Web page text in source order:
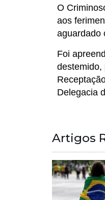
O
aos
aguardado
Foi
destemido,
Delegacia
Artigos